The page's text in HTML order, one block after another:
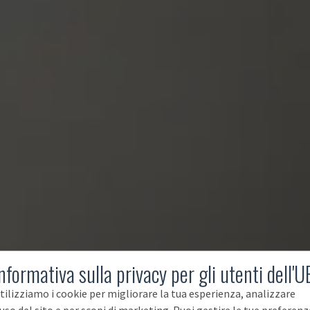
sulla privacy per gli utenti
i cookie per migliorare la tua esperienza, analizzare